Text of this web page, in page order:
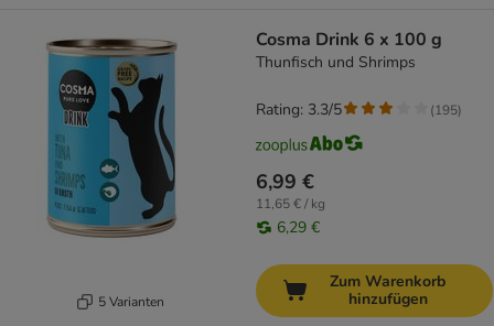
5 Varianten
Cosma Drink 6 x 100 g
Thunfisch und Shrimps
6,99 €
11,65 € / kg
6,29 €
Rating: 3.3/5 (195)
Zum Warenkorb
hinzufügen